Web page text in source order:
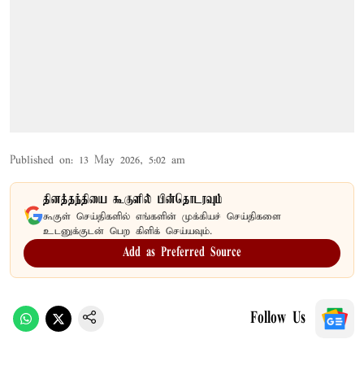
Published on: 13 May 2026, 5:02 am
தினத்தந்தியை கூகுளில் பின்தொடரவும்
கூகுள் செய்திகளில் எங்களின் முக்கியச் செய்திகளை
உடனுக்குடன் பெற கிளிக் செய்யவும்.
Add as Preferred Source
Follow Us